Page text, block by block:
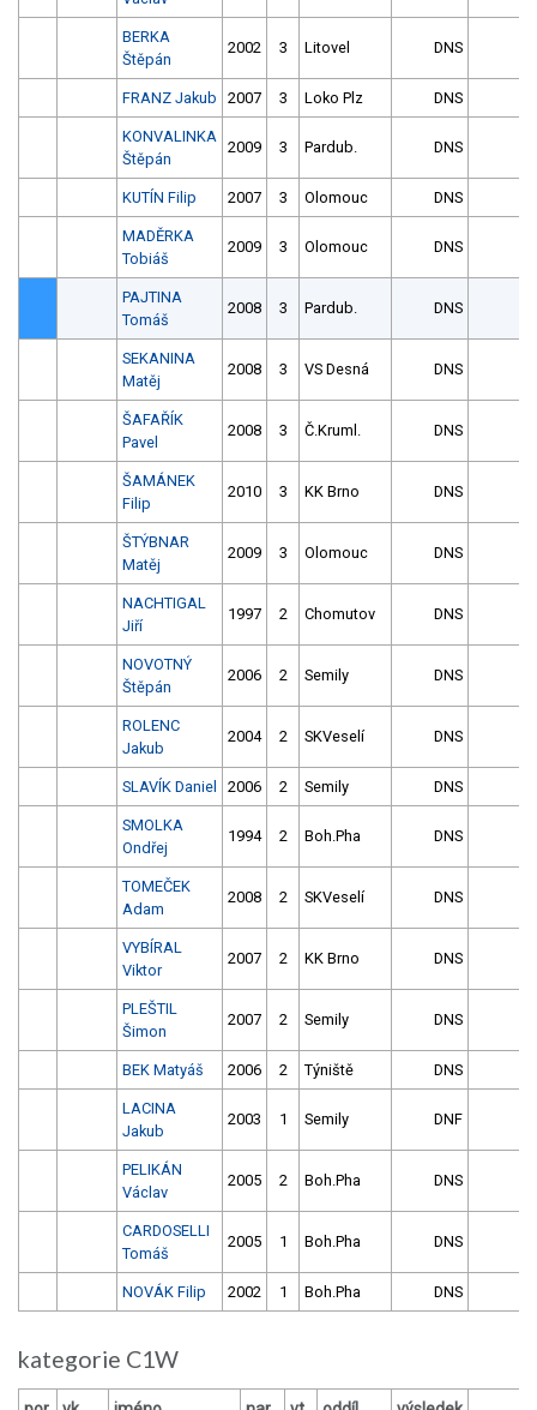
BERKA
Štěpán
2002 3 Litovel DNS
FRANZ Jakub 2007 3 Loko Plz DNS
KONVALINKA
Štěpán
2009 3 Pardub. DNS
KUTÍN Filip 2007 3 Olomouc DNS
MADĚRKA
Tobiáš
2009 3 Olomouc DNS
PAJTINA
Tomáš
2008 3 Pardub. DNS
SEKANINA
Matěj
2008 3 VS Desná DNS
ŠAFAŘÍK
Pavel
2008 3 Č.Kruml. DNS
ŠAMÁNEK
Filip
2010 3 KK Brno DNS
ŠTÝBNAR
Matěj
2009 3 Olomouc DNS
NACHTIGAL
Jiří
1997 2 Chomutov DNS
NOVOTNÝ
Štěpán
2006 2 Semily DNS
ROLENC
Jakub
2004 2 SKVeselí DNS
SLAVÍK Daniel 2006 2 Semily DNS
SMOLKA
Ondřej
1994 2 Boh.Pha DNS
TOMEČEK
Adam
2008 2 SKVeselí DNS
VYBÍRAL
Viktor
2007 2 KK Brno DNS
PLEŠTIL
Šimon
2007 2 Semily DNS
BEK Matyáš 2006 2 Týniště DNS
LACINA
Jakub
2003 1 Semily DNF
PELIKÁN
Václav
2005 2 Boh.Pha DNS
CARDOSELLI
Tomáš
2005 1 Boh.Pha DNS
NOVÁK Filip 2002 1 Boh.Pha DNS
kategorie C1W